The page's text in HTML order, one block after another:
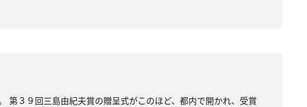
３９回三島由紀夫賞の贈呈式がこのほど、都内で開かれ、受賞